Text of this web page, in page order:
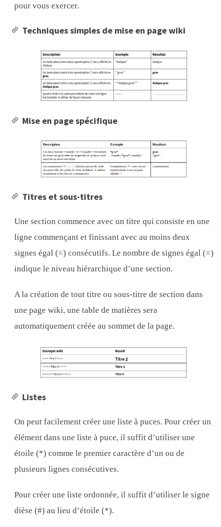
pour vous exercer.
Techniques simples de mise en page wiki
Mise en page spécifique
Titres et sous-titres
Une section commence avec un titre qui consiste en une
ligne commençant et finissant avec au moins deux
signes égal (=) consécutifs. Le nombre de signes égal (=)
indique le niveau hiérarchique d’une section.
A la création de tout titre ou sous-titre de section dans
une page wiki, une table de matières sera
automatiquement créée au sommet de la page.
Listes
On peut facilement créer une liste à puces. Pour créer un
élément dans une liste à puce, il suffit d’utiliser une
étoile (*) comme le premier caractère d’un ou de
plusieurs lignes consécutives.
Pour créer une liste ordonnée, il suffit d’utiliser le signe
dièse (#) au lieu d’étoile (*).